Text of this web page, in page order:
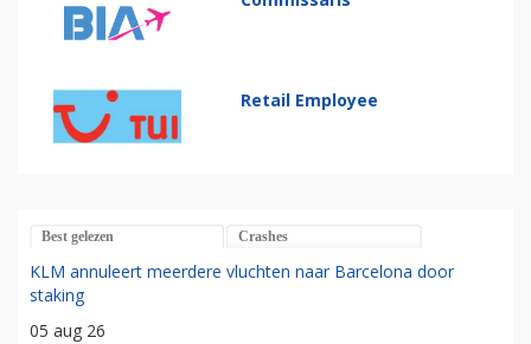
Retail Employee
Best gelezen Crashes
KLM annuleert meerdere vluchten naar Barcelona door
staking
05 aug 26